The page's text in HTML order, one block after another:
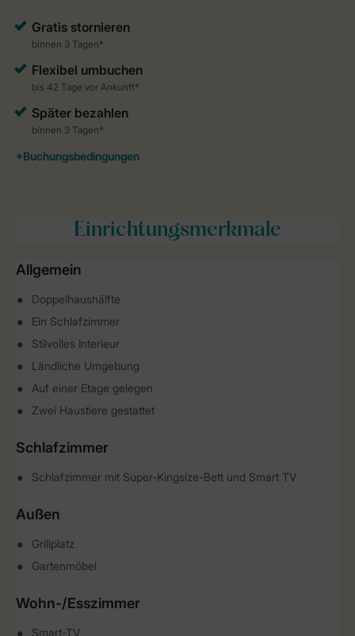
Einrichtungsmerkmale
Allgemein
Doppelhaushälfte
Ein Schlafzimmer
Stilvolles Interieur
Ländliche Umgebung
Auf einer Etage gelegen
Zwei Haustiere gestattet
Schlafzimmer
Schlafzimmer mit Super-Kingsize-Bett und Smart TV
Außen
Grillplatz
Gartenmöbel
Wohn-/Esszimmer
Smart-TV